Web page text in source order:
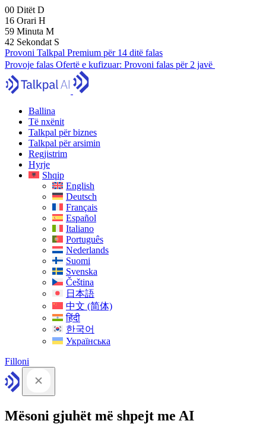
00 Ditët D
16 Orari H
59 Minuta M
41 Sekondat S
Provoni Talkpal Premium për 14 ditë falas
Provoje falas Ofertë e kufizuar: Provoni falas për 2 javë
Ballina
Të nxënit
Talkpal për biznes
Talkpal për arsimin
Regjistrim
Hyrje
Shqip
English
Deutsch
Français
Español
Italiano
Português
Nederlands
Suomi
Svenska
Čeština
日本語
中文 (简体)
हिंदी
한국어
Українська
Filloni
Mësoni gjuhët më shpejt me AI